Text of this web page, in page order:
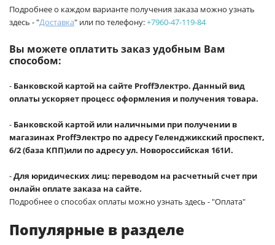
Подробнее о каждом варианте получения заказа можно узнать
здесь - "Доставка" или по телефону:+7960-47-119-84
Вы можете оплатить заказ удобным Вам
способом:
- Банковской картой на сайте ProffЭлектро. Данный вид
оплаты ускоряет процесс оформления и получения товара.
- Банковской картой или наличными при получении в
магазинах ProffЭлектро по адресу Геленджикский проспект,
6/2 (база КПП)или по адресу ул. Новороссийская 161И.
-Для юридических лиц: переводом на расчетный счет при
онлайн оплате заказа на сайте.
Подробнее о способах оплаты можно узнать здесь - "Оплата"
Популярные в разделе